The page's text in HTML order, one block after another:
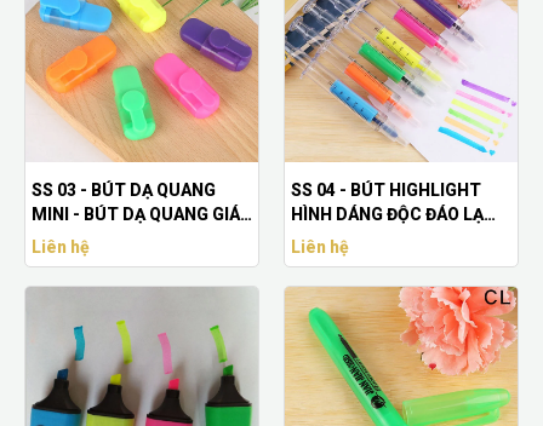
SS 03 - BÚT DẠ QUANG
MINI - BÚT DẠ QUANG GIÁ
RẺ
Liên hệ
SS 04 - BÚT HIGHLIGHT
HÌNH DÁNG ĐỘC ĐÁO LẠ
MẮT
Liên hệ